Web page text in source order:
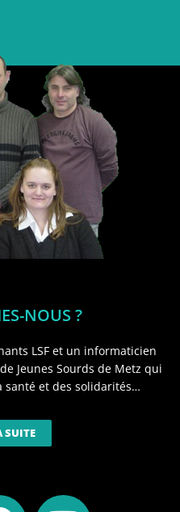
NOUS ?
LSF et un informaticien
Jeunes Sourds de Metz qui
et des solidarités…
SUITE